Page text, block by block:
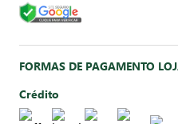
FORMAS DE PAGAMENTO
Crédito